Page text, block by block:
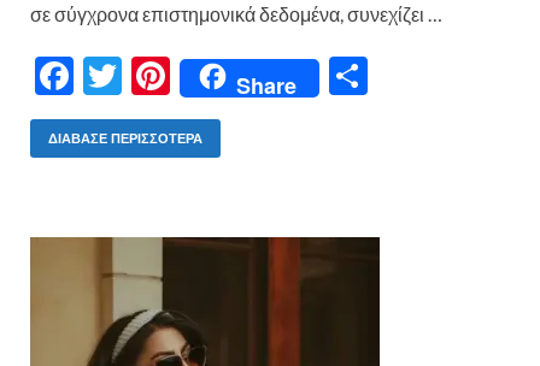
σε σύγχρονα επιστημονικά δεδομένα, συνεχίζει …
F
ac
e
o
T
w
itt
Pi
nt
er
t
Share
σ
ΔΙΆΒΑΣΕ ΠΕΡΙΣΣΌΤΕΡΑ